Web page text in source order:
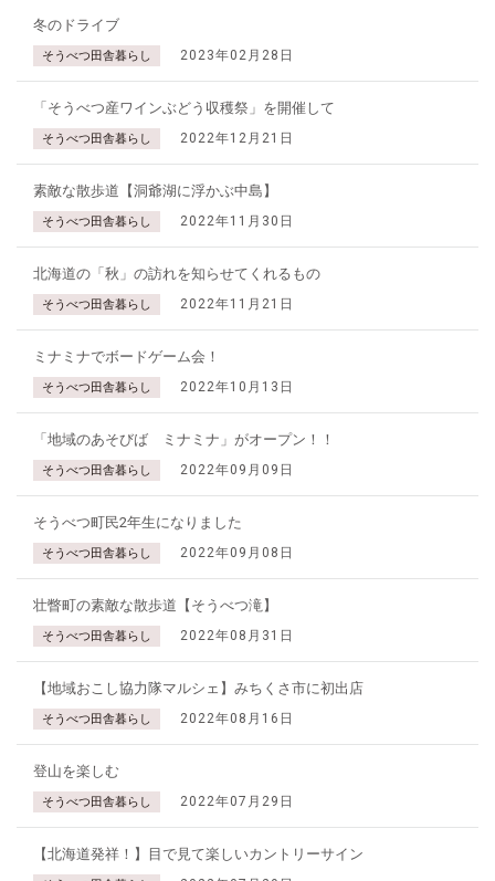
冬のドライブ
そうべつ田舎暮らし 2023年02月28日
「そうべつ産ワインぶどう収穫祭」を開催して
そうべつ田舎暮らし 2022年12月21日
素敵な散歩道【洞爺湖に浮かぶ中島】
そうべつ田舎暮らし 2022年11月30日
北海道の「秋」の訪れを知らせてくれるもの
そうべつ田舎暮らし 2022年11月21日
ミナミナでボードゲーム会！
そうべつ田舎暮らし 2022年10月13日
「地域のあそびば ミナミナ」がオープン！！
そうべつ田舎暮らし 2022年09月09日
そうべつ町民2年生になりました
そうべつ田舎暮らし 2022年09月08日
壮瞥町の素敵な散歩道【そうべつ滝】
そうべつ田舎暮らし 2022年08月31日
【地域おこし協力隊マルシェ】みちくさ市に初出店
そうべつ田舎暮らし 2022年08月16日
登山を楽しむ
そうべつ田舎暮らし 2022年07月29日
【北海道発祥！】目で見て楽しいカントリーサイン